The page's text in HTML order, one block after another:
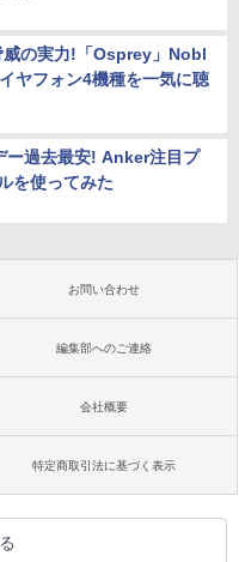
威の実力!「Osprey」Nobl
ヤフォン4機種を一気に聴
ー過去最安! Anker注目プ
を使ってみた
お問い合わせ
編集部へのご連絡
会社概要
特定商取引法に基づく表示